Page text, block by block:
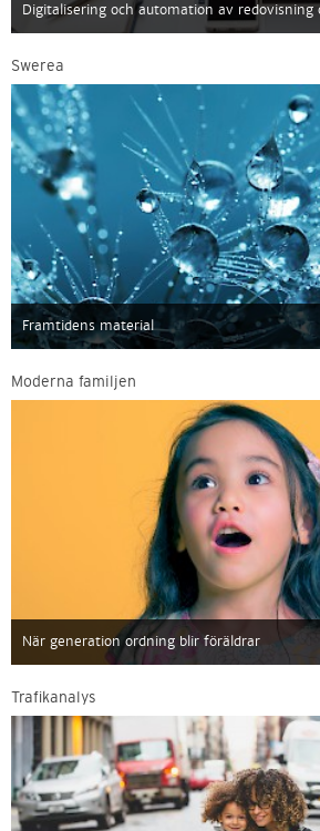
Digitalisering och automation av redovisning
Swerea
Framtidens material
Moderna familjen
När generation ordning blir föräldrar
Trafikanalys